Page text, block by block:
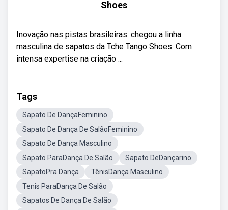
Shoes
Inovação nas pistas brasileiras: chegou a linha
masculina de sapatos da Tche Tango Shoes. Com
intensa expertise na criação ...
Tags
Sapato De DançaFeminino
Sapato De Dança De SalãoFeminino
Sapato De Dança Masculino
Sapato ParaDança De Salão
Sapato DeDançarino
SapatoPra Dança
TênisDança Masculino
Tenis ParaDança De Salão
Sapatos De Dança De Salão